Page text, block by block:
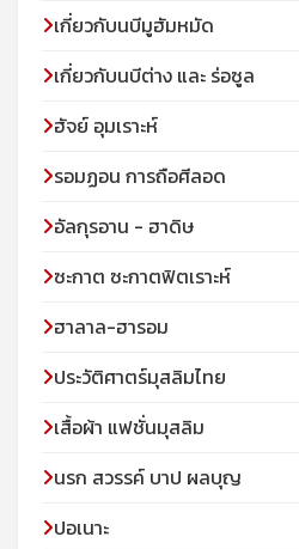
เกี่ยวกับนบีมูฮัมหมัด
เกี่ยวกับนบีต่าง และ ร่อซูล
ฮัจย์ อุมเราะห์
รอมฏอน การถือศีลอด
อัลกุรอาน - ฮาดิษ
ซะกาต ซะกาตฟิตเราะห์
ฮาลาล-ฮารอม
ประวัติศาตร์มุสลิมไทย
เสื้อผ้า แฟชั่นมุสลิม
นรก สวรรค์ บาป ผลบุญ
ปอเนาะ